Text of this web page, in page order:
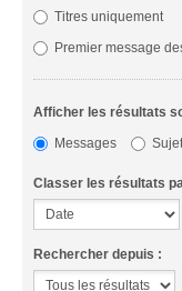
Titres uniquement
Premier message
Afficher les résultats
Messages
Classer les résultats
Rechercher depuis :